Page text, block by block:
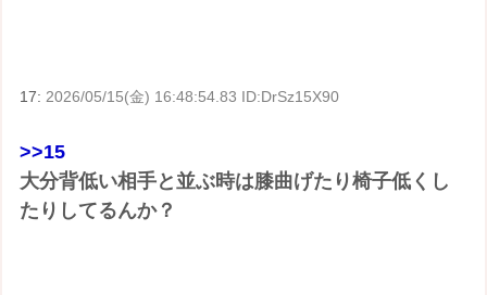
17: 2026/05/15(金) 16:48:54.83 ID:DrSz15X90
>>15
大分背低い相手と並ぶ時は膝曲げたり椅子低くし
たりしてるんか？